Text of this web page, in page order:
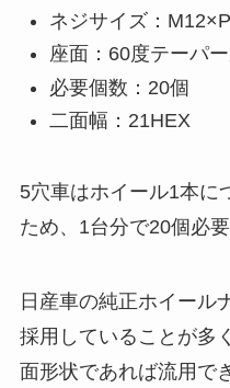
ネジサイズ：
座面：60度テーパ
必要個数：20個
二面幅：21HEX
5穴車はホイール1本に
ため、1台分で20個必要
日産車の純正ホイール
採用していることが多
面形状であれば流用で